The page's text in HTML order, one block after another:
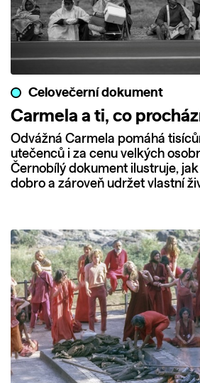
Celovečerní dokument
Carmela a ti, co
Odvážná Carmela pomáhá
utečenců i za cenu velkých
Černobílý dokument ilustruje,
dobro a zároveň udržet vlastní